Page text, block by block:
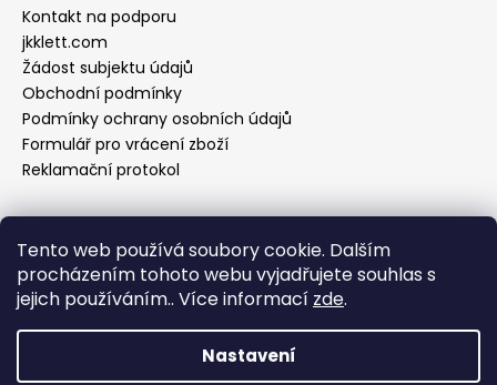
Tento web používá soubory cookie. Dalším
procházením tohoto webu vyjadřujete souhlas s
jejich používáním.. Více informací zde.
Nastavení
Kontakt na podporu
jkklett.com
Žádost subjektu údajů
Obchodní podmínky
Podmínky ochrany osobních údajů
Formulář pro vrácení zboží
Reklamační protokol
Facebook